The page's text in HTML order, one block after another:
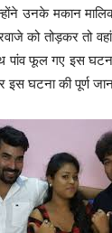
उनके मकान
को तोड़कर तो
पांव फूल गए इस
इस घटना की पूर्ण